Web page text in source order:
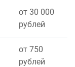
от 30 000
рублей
от 750
рублей